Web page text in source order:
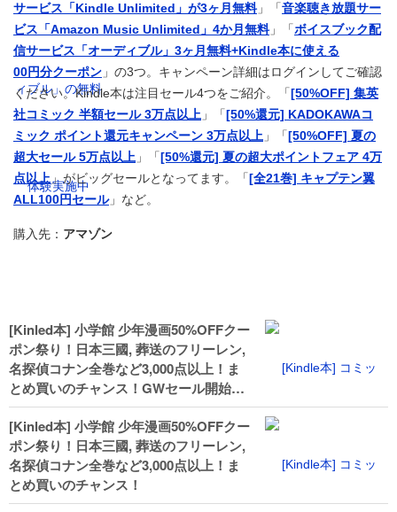
サービス「Kindle Unlimited」が3ヶ月無料」「 音楽聴き放題サー
ビス「Amazon Music Unlimited」4か月無料」「 ボイスブック配
信サービス「オーディブル」3ヶ月無料+Kindle本に使える
00円分クーポン 」の3つ。キャンペーン詳細はログインしてご確認
ください。Kindle本は注目セール4つをご紹介。「 [50%OFF] 集英
社コミック 半額セール 3万点以上 」「 [50%還元] KADOKAWAコ
ミック ポイント還元キャンペーン 3万点以上 」「 [50%OFF] 夏の
超大セール 5万点以上 」「 [50%還元] 夏の超大ポイントフェア 4万
点以上」がビッグセールとなってます。「 [全21巻] キャプテン翼
ALL100円セール」など。
購入先： アマゾン
[Kinled本] 小学館 少年漫画50%OFFクー
ポン祭り！日本三國, 葬送のフリーレン,
名探偵コナン全巻など3,000点以上！ま
とめ買いのチャンス！GWセール開始！
人気コミック多数 カドカワ祭やIT関連本
がセールに！
[Kinled本] 小学館 少年漫画50%OFFクー
ポン祭り！日本三國, 葬送のフリーレン,
名探偵コナン全巻など3,000点以上！ま
とめ買いのチャンス！